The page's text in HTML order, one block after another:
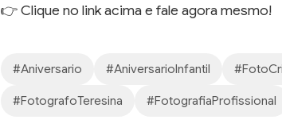
👉 Clique no link acima e fale agora mesmo!
#Aniversario #AniversarioInfantil
#FotografoTeresina #FotografiaProfissional